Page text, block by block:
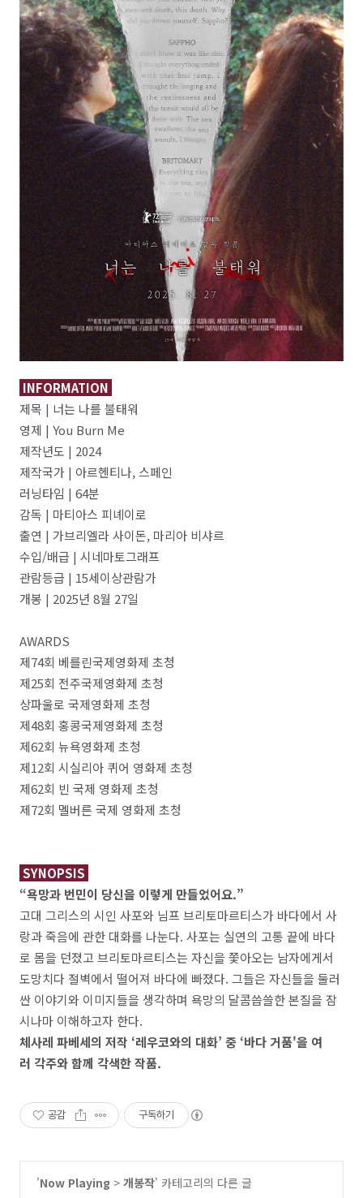
INFORMATION
제목 | 너는 나를 불태워
영제 | You Burn Me
제작년도 | 2024
제작국가 | 아르헨티나, 스페인
러닝타임 | 64분
감독 | 마티아스 피녜이로
출연 | 가브리엘라 사이돈, 마리아 비샤르
수입/배급 | 시네마토그래프
관람등급 | 15세이상관람가
개봉 | 2025년 8월 27일
AWARDS
제74회 베를린국제영화제 초청
제25회 전주국제영화제 초청
상파울로 국제영화제 초청
제48회 홍콩국제영화제 초청
제62회 뉴욕영화제 초청
제12회 시실리아 퀴어 영화제 초청
제62회 빈 국제 영화제 초청
제72회 멜버른 국제 영화제 초청
SYNOPSIS
“욕망과 번민이 당신을 이렇게 만들었어요.”
고대 그리스의 시인 사포와 님프 브리토마르티스가 바다에서 사
랑과 죽음에 관한 대화를 나눈다. 사포는 실연의 고통 끝에 바다
로 몸을 던졌고 브리토마르티스는 자신을 쫓아오는 남자에게서
도망치다 절벽에서 떨어져 바다에 빠졌다. 그들은 자신들을 둘러
싼 이야기와 이미지들을 생각하며 욕망의 달콤씁쓸한 본질을 잠
시나마 이해하고자 한다.
체사레 파베세의 저작 ‘레우코와의 대화’ 중 ‘바다 거품'을 여
러 각주와 함께 각색한 작품.
공감 구독하기
'Now Playing > 개봉작' 카테고리의 다른 글